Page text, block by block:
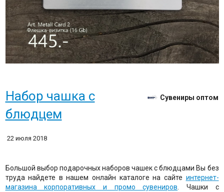
Набор чашка с
блюдцем
Сувениры оптом
22 июля 2018
Большой выбор подарочных наборов чашек с блюдцами Вы без
труда найдете в нашем онлайн каталоге на сайте интернет-
магазина корпоративных и промо сувениров . Чашки с